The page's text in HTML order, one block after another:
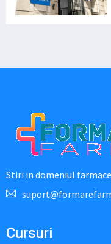
Stiri in domeniul
Cursuri